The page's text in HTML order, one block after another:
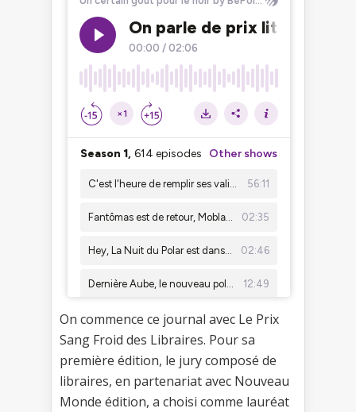
On commence ce journal avec Le Prix
Sang Froid des Libraires. Pour sa
première édition, le jury composé de
libraires, en partenariat avec Nouveau
Monde édition, a choisi comme lauréat